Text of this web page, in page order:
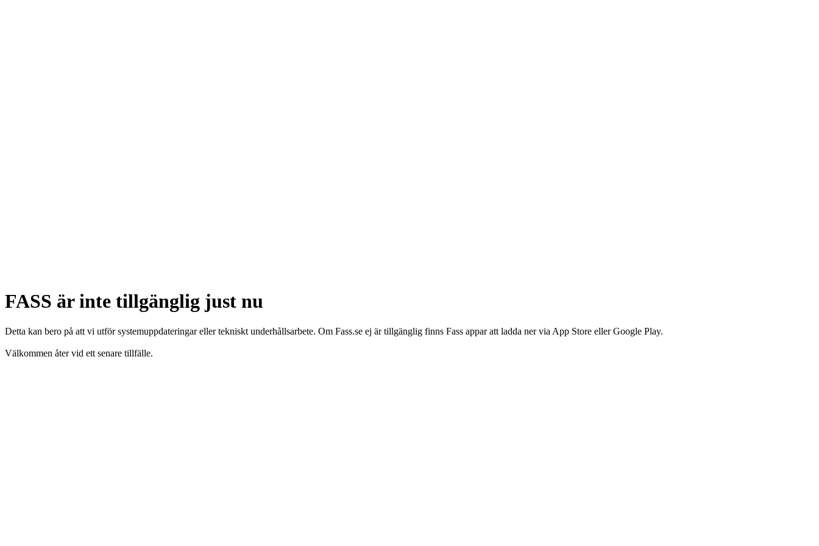
FASS är inte tillgänglig just nu
Detta kan bero på att vi utför systemuppdateringar eller tekniskt underhållsarbete. Om Fass.se ej är tillgänglig finns Fass appar att ladda ner via App Store eller Google Play.
Välkommen åter vid ett senare tillfälle.